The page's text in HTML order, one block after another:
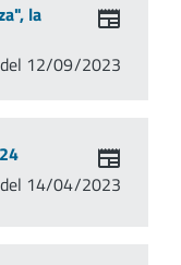
la
del 12/09/2023
del 14/04/2023